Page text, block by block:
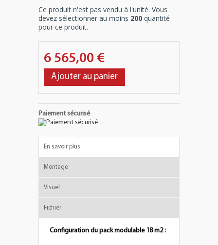
Ce produit n'est pas vendu à l'unité. Vous
devez sélectionner au moins 200 quantité
pour ce produit.
6 565,00 €
Ajouter au panier
Paiement sécurisé
En savoir plus
Montage
Visuel
Fichier
Configuration du pack modulable 18 m2 :